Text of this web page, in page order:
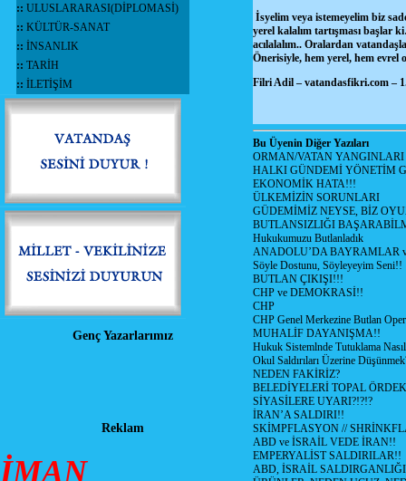
:: ULUSLARARASI(DİPLOMASİ)
:: KÜLTÜR-SANAT
:: İNSANLIK
:: TARİH
:: İLETİŞİM
Genç Yazarlarımız
Reklam
İMAN
İsyelim veya istemeyelim biz
yerel kalalım tartışması başlar
acılalalım.. Oralardan
Önerisiyle, hem yerel, hem
Filri Adil – vatandasfikri.com –
Bu Üyenin Diğer Yazıları
ORMAN/VATAN
HALKI GÜNDEMİ YÖNETİM
EKONOMİK HATA!!!
ÜLKEMİZİN SORUNLARI
GÜDEMİMİZ NEYSE, BİZ
BUTLANSIZLIĞI
Hukukumuzu Butlanladık
ANADOLU’DA BAYRAMLAR
Söyle Dostunu, Söyleyeyim Seni!!
BUTLAN ÇIKIŞI!!!
CHP ve DEMOKRASİ!!
CHP
CHP Genel Merkezine Butlan
MUHALİF DAYANIŞMA!!
Hukuk Sistemlnde Tutuklama
Okul Saldırıları Üzerine
NEDEN FAKİRİZ?
BELEDİYELERİ TOPAL
SİYASİLERE UYARI?!?!?
İRAN’A SALDIRI!!
SKİMPFLASYON //
ABD ve İSRAİL VEDE İRAN!!
EMPERYALİST SALDIRILAR!!
ABD, İSRAİL SALDIRGANLIĞI